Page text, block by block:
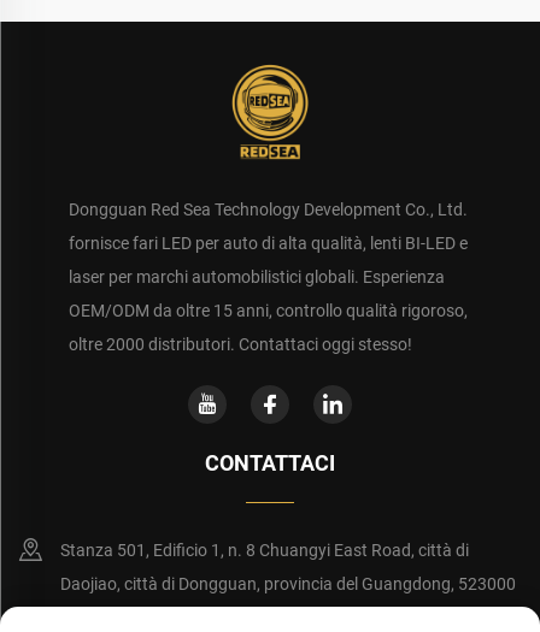
Dongguan Red Sea Technology Development Co., Ltd.
fornisce fari LED per auto di alta qualità, lenti BI-LED e
laser per marchi automobilistici globali. Esperienza
OEM/ODM da oltre 15 anni, controllo qualità rigoroso,
oltre 2000 distributori. Contattaci oggi stesso!
CONTATTACI
Stanza 501, Edificio 1, n. 8 Chuangyi East Road, città di
Daojiao, città di Dongguan, provincia del Guangdong, 523000